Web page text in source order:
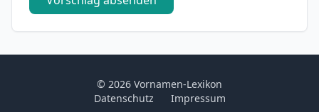
© 2026 Vornamen-Lexikon
Datenschutz
Impressum